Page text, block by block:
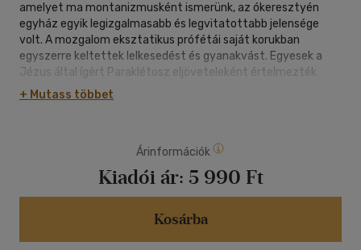
amelyet ma montanizmusként ismerünk, az ókeresztyén
egyház egyik legizgalmasabb és legvitatottabb jelensége
volt. A mozgalom eksztatikus prófétái saját korukban
egyszerre keltettek lelkesedést és gyanakvást. Egyesek a
Jézus által ígért Paraklétosz eljöveteleként értelmezték
fellépésüket, mások ördögi megtévesztésként és hamis
próféciaként tekintettek rá.
követelményeit, valamint azt a kulturális és vallási
kontextust, amelyben felléptek. Bemutatja, hogyan
kapcsolódott a mozgalom a helyi pogány vallási közeghez, és
hogyan formálta mindez saját teológiájukat és közösségük
+ Mutass többet
Árinformációk
Kiadói ár: 5 990 Ft
Kosárba